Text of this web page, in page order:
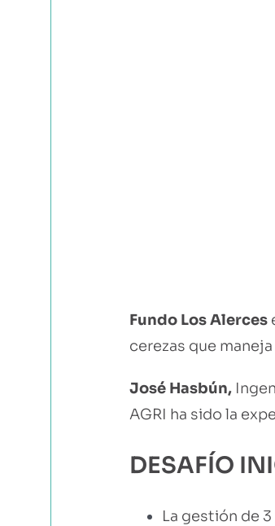
Fundo Los Alerces
cerezas que
José Hasbún,
AGRI ha sido la
DESAFÍO
La gestión de